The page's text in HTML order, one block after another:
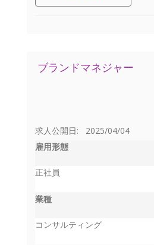
ブランドマネジャー
求人公開日: 2025/04/04
雇用形態
正社員
業種
コンサルティング